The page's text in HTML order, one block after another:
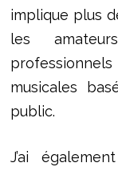
implique plus
les
professionnels
musicales
public.
J’ai